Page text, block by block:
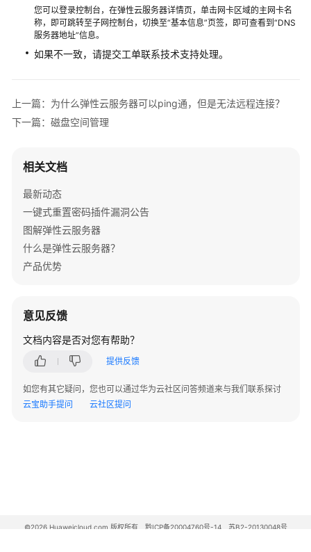
类
（Windows）
操
统
（Linux）
启
失
败
程
登
网
络
配
置
CentOS
7
您可以登录控制台，在弹性云服务器详情页，单击网卡区域的主网卡名
称，即可跳转至子网控制台，切换至“基本信息”页签，即可查看到“DNS
服务器地址”信息。
如果不一致，请提交工单联系技术支持处理。
上一篇：为什么弹性云服务器可以ping通，但是无法远程连接？
下一篇：磁盘空间管理
相关文档
最新动态
一键式重置密码插件漏洞公告
图解弹性云服务器
什么是弹性云服务器？
产品优势
意见反馈
文档内容是否对您有帮助？
提供反馈
如您有其它疑问，您也可以通过华为云社区问答频道来与我们联系探讨
云宝助手提问
云社区提问
©2026 Huaweicloud.com 版权所有 黔ICP备20004760号-14
苏B2-20130048号